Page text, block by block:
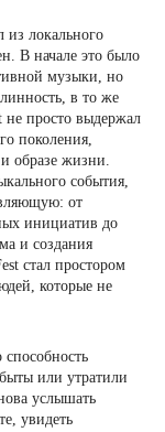
из локального
В начале это было
музыки, но
в то же
просто выдержал
поколения,
образе жизни.
события,
от
инициатив до
и создания
стал простором
которые не
способность
или утратили
услышать
увидеть